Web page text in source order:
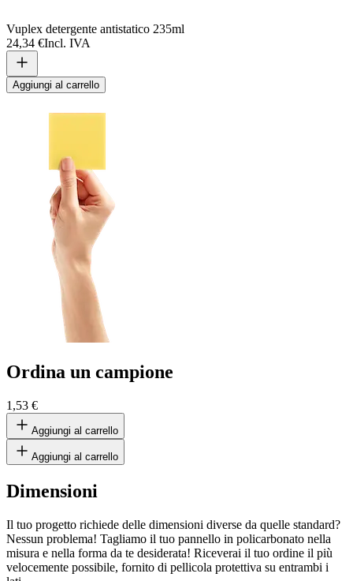
Vuplex detergente antistatico 235ml
24,34 €Incl. IVA
Aggiungi al carrello
Ordina un campione
1,53 €
Aggiungi al carrello
Aggiungi al carrello
Dimensioni
Il tuo progetto richiede delle dimensioni diverse da quelle standard?
Nessun problema! Tagliamo il tuo pannello in policarbonato nella
misura e nella forma da te desiderata! Riceverai il tuo ordine il più
velocemente possibile, fornito di pellicola protettiva su entrambi i